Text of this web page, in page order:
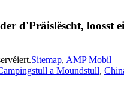
d'Präislëscht, loosst
Sitemap, AMP Mobil
a Moundstull,